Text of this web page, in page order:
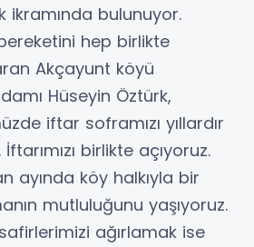
ikramında bulunuyor.
hep birlikte
Akçayunt köyü
Hüseyin Öztürk,
iftar soframızı yıllardır
birlikte açıyoruz.
ayında köy halkıyla bir
mutluluğunu yaşıyoruz.
ağırlamak ise